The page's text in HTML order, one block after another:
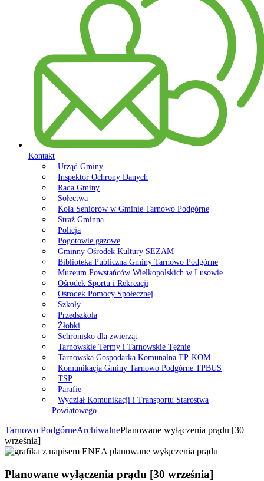
Kontakt
Urząd Gminy
Inspektor Ochrony Danych
Rada Gminy
Sołectwa
Koła Seniorów w Gminie Tarnowo Podgórne
Straż Gminna
Policja
Pogotowie gazowe
Gminny Ośrodek Kultury SEZAM
Biblioteka Publiczna Gminy Tarnowo Podgórne
Muzeum Powstańców Wielkopolskich w Lusowie
Ośrodek Sportu i Rekreacji
Ośrodek Pomocy Społecznej
Szkoły
Przedszkola
Żłobki
Schronisko dla zwierząt
Tarnowskie Termy i Tarnowskie Tężnie
Tarnowska Gospodarka Komunalna TP-KOM
Komunikacja Gminy Tarnowo Podgórne TPBUS
TSP
Parafie
Wydział Komunikacji i Transportu Starostwa
Powiatowego
Tarnowo PodgórneArchiwalnePlanowane wyłączenia prądu [30
września]
Planowane wyłączenia prądu [30 września]